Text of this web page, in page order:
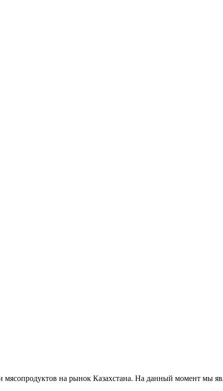
на рынок Казахстана. На данный момент мы